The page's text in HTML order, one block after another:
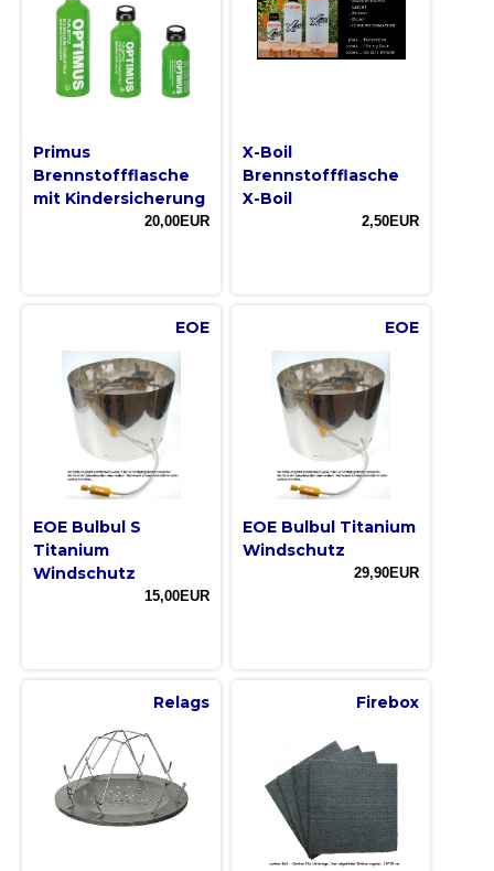
Primus
Brennstoffflasche
mit Kindersicherung
20,00EUR
X-Boil
Brennstoffflasche
X-Boil
2,50EUR
EOE
EOE Bulbul S
Titanium
Windschutz
15,00EUR
EOE
EOE Bulbul Titanium
Windschutz
29,90EUR
Relags Firebox